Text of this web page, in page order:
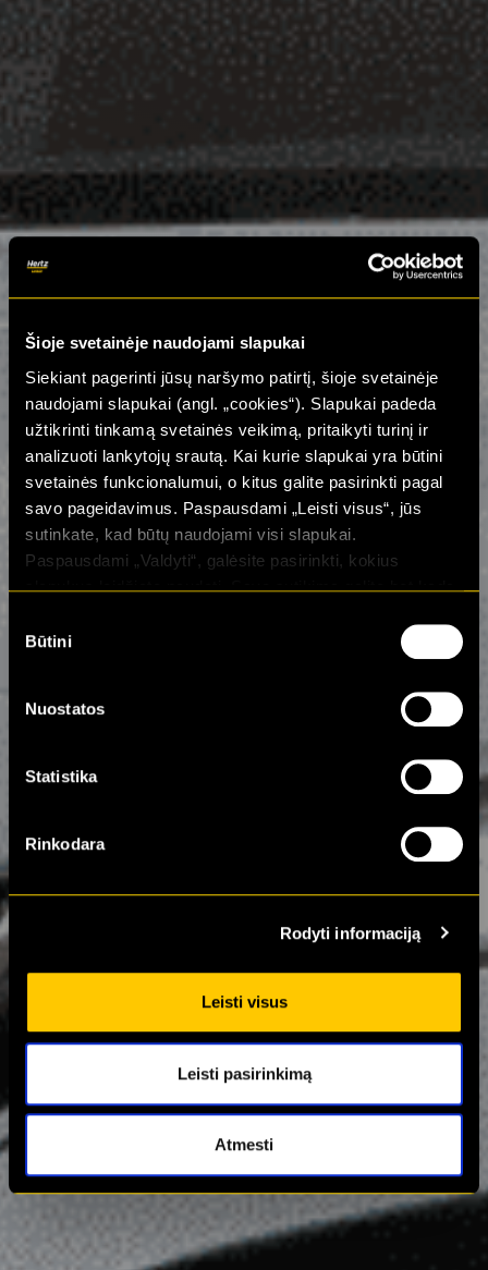
Šioje svetainėje naudojami slapukai
Siekiant pagerinti jūsų naršymo patirtį, šioje svetainėje
naudojami slapukai (angl. „cookies“). Slapukai padeda
užtikrinti tinkamą svetainės veikimą, pritaikyti turinį ir
analizuoti lankytojų srautą. Kai kurie slapukai yra būtini
svetainės funkcionalumui, o kitus galite pasirinkti pagal
savo pageidavimus. Paspausdami „Leisti visus“, jūs
sutinkate, kad būtų naudojami visi slapukai.
Paspausdami „Valdyti“, galėsite pasirinkti, kokius
slapukus leidžiate naudoti. Savo sutikimą galite bet kada
slapukus. Daugiau informacijos rasite mūsų
Privatumo
pasirinkimas
Būtini
Nuostatos
Statistika
Rinkodara
Rodyti informaciją
Leisti visus
Leisti pasirinkimą
Atmesti